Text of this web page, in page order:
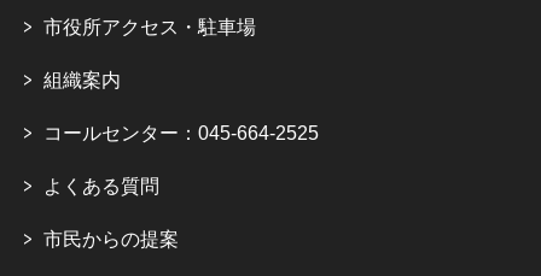
市役所アクセス・駐車場
組織案内
コールセンター：045-664-2525
よくある質問
市民からの提案